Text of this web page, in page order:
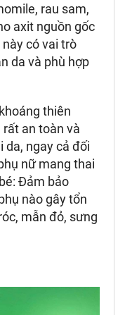
rau sam,
axit nguồn gốc
có vai trò
da và phù hợp
thiên
an toàn và
da, ngay cả đối
nữ mang thai
Đảm bảo
nào gây tổn
mẫn đỏ, sưng